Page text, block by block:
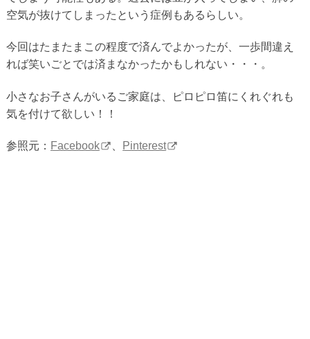
空気が抜けてしまったという症例もあるらしい。
今回はたまたまこの程度で済んでよかったが、一歩間違え
れば笑いごとでは済まなかったかもしれない・・・。
小さなお子さんがいるご家庭は、ピロピロ笛にくれぐれも
気を付けて欲しい！！
参照元： Facebook Pinterest